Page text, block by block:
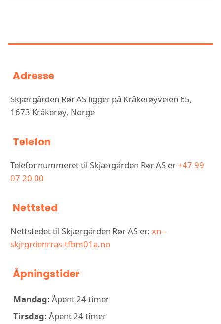
Adresse
Skjærgården Rør AS ligger på Kråkerøyveien 65,
1673 Kråkerøy, Norge
Telefon
Telefonnummeret til Skjærgården Rør AS er+47 99
07 20 00
Nettsted
Nettstedet til Skjærgården Rør AS er: xn--
skjrgrdenrras-tfbm01a.no
Åpningstider
Mandag: Åpent 24 timer
Tirsdag: Åpent 24 timer